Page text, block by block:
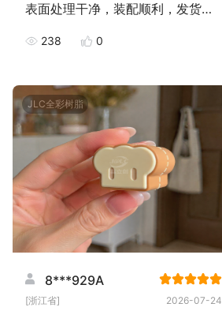
表面处理干净，装配顺利，发货速
238 0
JLC全彩树脂
8***929A
[浙江省] 2026-07-24